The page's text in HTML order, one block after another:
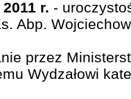
r. -
Abp.
przez
Wydzałowi